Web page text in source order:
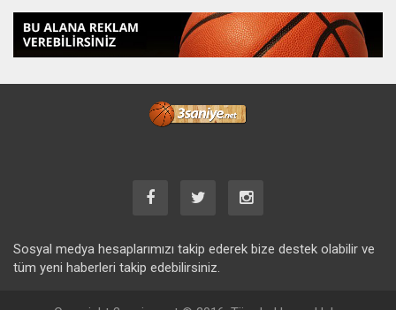
Sosyal medya hesaplarımızı takip ederek bize destek olabilir ve
tüm yeni haberleri takip edebilirsiniz.